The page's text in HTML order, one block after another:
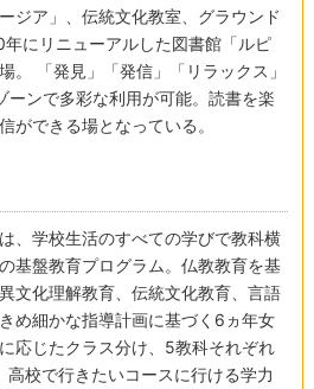
ジア」、伝統文化教室、グラウンド
にリニューアルした図書館「ルピ
。 「発見」「発信」「リラックス」
ーンで多彩な利用が可能。読書を楽
ができる場となっている。
、学校生活のすべての学びで教科横
基盤教育プログラム。仏教教育を基
文化理解教育、伝統文化教育、言語
め細かな指導計画に基づく6ヵ年女
応じたクラス分け、5教科それぞれ
校で行きたいコースに行ける学力